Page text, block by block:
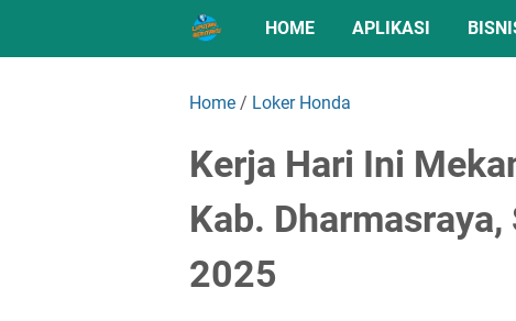
HOME APLIKASI
Home / Loker Honda
Kerja Hari Ini
Kab.
2025